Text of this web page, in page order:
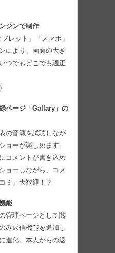
ジンで制作
レット」「スマホ」
により、画面の大き
つでもどこでも適正
ページ「Gallary」の
の音源を試聴しなが
ョーが楽しめます。
コメントが書き込め
ョーしながら、コメ
ミ」大歓迎！？
能
管理ページとして閲
み返信機能を追加し
進化。本人からの返